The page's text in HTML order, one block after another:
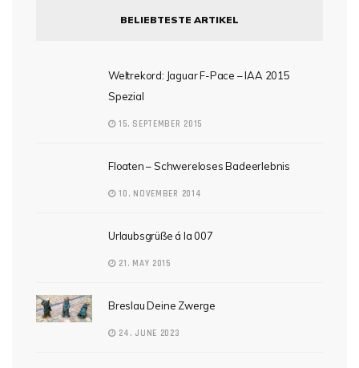
BELIEBTESTE ARTIKEL
Weltrekord: Jaguar F-Pace – IAA 2015
Spezial
15. SEPTEMBER 2015
Floaten – Schwereloses Badeerlebnis
10. NOVEMBER 2014
Urlaubsgrüße á la 007
21. MAY 2015
Breslau Deine Zwerge
24. JUNE 2023